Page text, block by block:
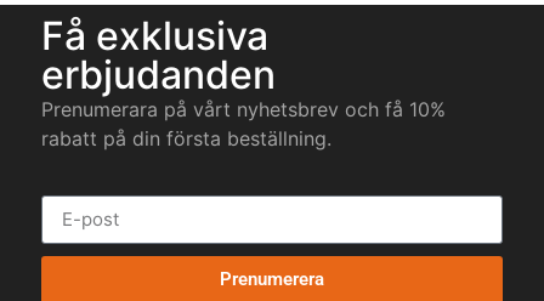
Få exklusiva
erbjudanden
Prenumerara på vårt nyhetsbrev och få 10%
rabatt på din första beställning.
Prenumerera